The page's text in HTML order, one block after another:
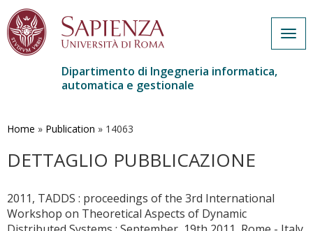
contenuto
Dipartimento di Ingegneria informatica,
automatica e gestionale
Home » Publication » 14063
DETTAGLIO PUBBLICAZIONE
2011, TADDS : proceedings of the 3rd International
Workshop on Theoretical Aspects of Dynamic